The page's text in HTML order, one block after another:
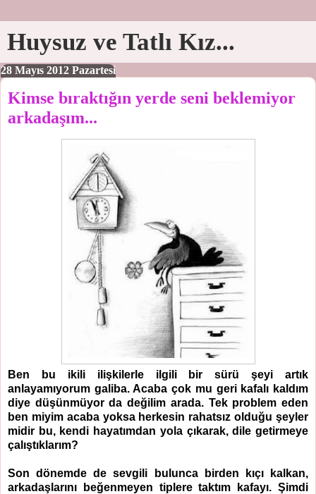
Huysuz ve Tatlı Kız...
28 Mayıs 2012 Pazartesi
Kimse bıraktığın yerde seni beklemiyor
arkadaşım...
Ben bu ikili ilişkilerle ilgili bir sürü şeyi artık
anlayamıyorum galiba. Acaba çok mu geri kafalı kaldım
diye düşünmüyor da değilim arada. Tek problem eden
ben miyim acaba yoksa herkesin rahatsız olduğu şeyler
midir bu, kendi hayatımdan yola çıkarak, dile getirmeye
çalıştıklarım?
Son dönemde de sevgili bulunca birden kıçı kalkan,
arkadaşlarını beğenmeyen tiplere taktım kafayı. Şimdi